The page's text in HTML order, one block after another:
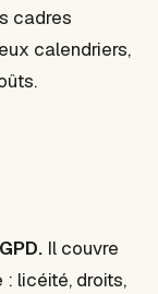
cadres
calendriers,
Il couvre
: licéité, droits,